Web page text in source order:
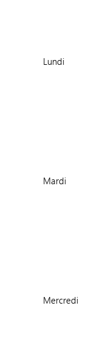
Lundi
Mardi
Mercredi